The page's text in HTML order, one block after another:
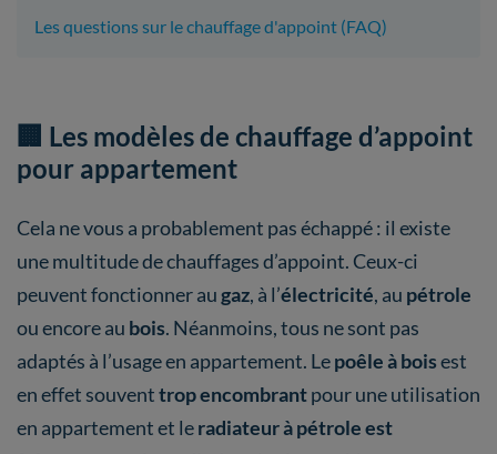
Les questions sur le chauffage d'appoint (FAQ)
🏢 Les modèles de chauffage d’appoint
pour appartement
Cela ne vous a probablement pas échappé : il existe
une multitude de chauffages d’appoint. Ceux-ci
peuvent fonctionner augaz, à l’électricité, au pétrole
ou encore au bois. Néanmoins, tous ne sont pas
adaptés à l’usage en appartement. Lepoêle à boisest
en effet souventtrop encombrantpour une utilisation
en appartement et leradiateur à pétrole est